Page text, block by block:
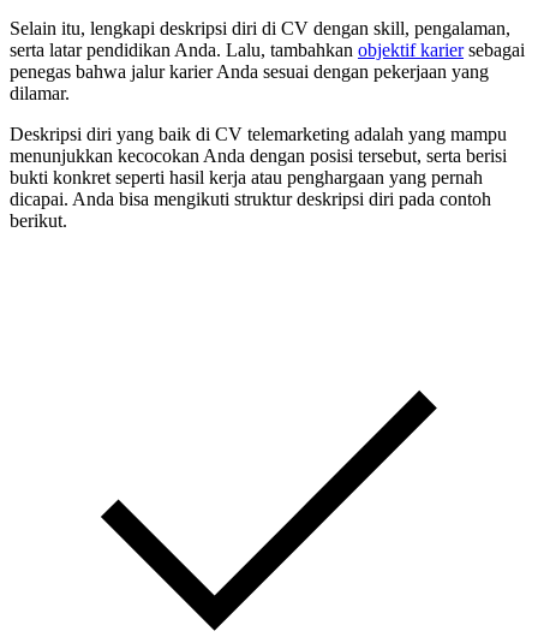
Selain itu, lengkapi deskripsi diri di CV dengan skill, pengalaman,
serta latar pendidikan Anda. Lalu, tambahkan objektif kariersebagai
penegas bahwa jalur karier Anda sesuai dengan pekerjaan yang
dilamar.
Deskripsi diri yang baik di CV telemarketing adalah yang mampu
menunjukkan kecocokan Anda dengan posisi tersebut, serta berisi
bukti konkret seperti hasil kerja atau penghargaan yang pernah
dicapai. Anda bisa mengikuti struktur deskripsi diri pada contoh
berikut.